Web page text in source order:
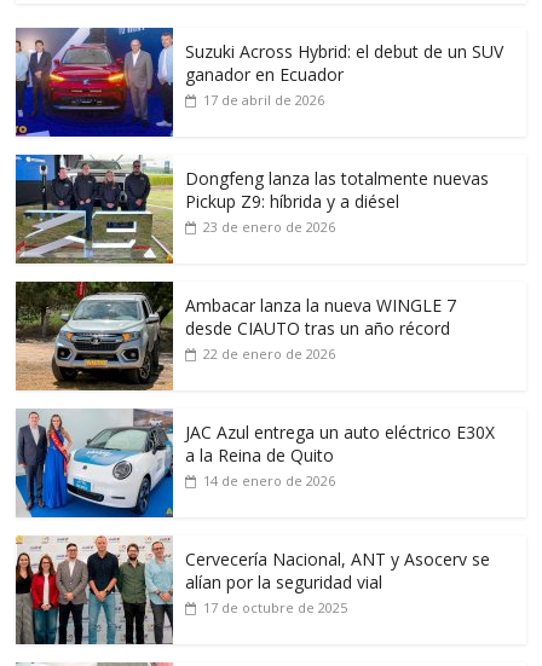
Suzuki Across Hybrid: el debut de un SUV
ganador en Ecuador
17 de abril de 2026
Dongfeng lanza las totalmente nuevas
Pickup Z9: híbrida y a diésel
23 de enero de 2026
Ambacar lanza la nueva WINGLE 7
desde CIAUTO tras un año récord
22 de enero de 2026
JAC Azul entrega un auto eléctrico E30X
a la Reina de Quito
14 de enero de 2026
Cervecería Nacional, ANT y Asocerv se
alían por la seguridad vial
17 de octubre de 2025